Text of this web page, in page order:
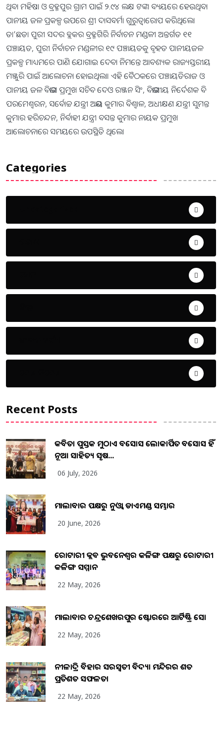
ଥିବା ମହିଷା ଓ ବ୍ରହ୍ମପୁର ଗ୍ରାମ ପାଇଁ ୨.୯୪ ଲକ୍ଷ ଟଙ୍କା ବ୍ୟୟରେ ହେଉଥିବା
ପାନୀୟ ଜଳ ପ୍ରକଳ୍ପ ଉପରେ ଶ୍ରୀ ଦାସବର୍ମା ଗୁରୁତ୍ବାରୋପ କରିଥିଲେ।
ତା’ଛଡା ପୁରୀ ସଦର ବ୍ଲକର ବ୍ରହ୍ମଗିରି ନିର୍ବାଚନ ମଣ୍ଡଳୀ ଅନ୍ତର୍ଗତ ୧୧
ପଞ୍ଚାୟତ, ପୁରୀ ନିର୍ବାଚନ ମଣ୍ଡଳୀର ୧୯ ପଞ୍ଚାୟତକୁ ବୃହତ ପାନୀୟଜଳ
ପ୍ରକଳ୍ପ ମାଧ୍ୟମରେ ପାଣି ଯୋଗାଇ ଦେବା ନିମନ୍ତେ ଆବଶ୍ୟକ ରାଜ୍ୟସ୍ତରୀୟ
ମଞ୍ଜୁରି ପାଇଁ ଆଲୋଚନା ହୋଇଥିଲା। ଏହି ବୈଠକରେ ପଞ୍ଚାୟତିରାଜ ଓ
ପାନୀୟ ଜଳ ବିଭାଗ ପ୍ରମୁଖ ସଚିବ ଦେଓ ରଞ୍ଜନ ସିଂ, ବିଭାଗୀୟ ନିର୍ଦେଶକ ବି
ପରମେଶ୍ବରନ, ସର୍ବୋଚ୍ଚ ଯନ୍ତ୍ରୀ ଅଭୟ କୁମାର ବିଶ୍ବାଳ, ଅଧୀକ୍ଷଣ ଯନ୍ତ୍ରୀ ସୁମନ୍ତ
କୁମାର ହରିଚନ୍ଦନ, ନିର୍ବାହୀ ଯନ୍ତ୍ରୀ ବସନ୍ତ କୁମାର ନାୟକ ପ୍ରମୁଖ
ଆଲୋଚନାରେ ସମୟରେ ଉପସ୍ଥିତି ଥିଲେ।
Categories
Recent Posts
କବିତା ପୁସ୍ତକ ମୁଠାଏ ଅବସୋସ ଲୋକାର୍ପିତ ଅବସୋସ ହିଁ
ନୂଆ ସାହିତ୍ୟ ସୃଷ...
06 July, 2026
ମାଲାବାର ପକ୍ଷରୁ ନୁଓ୍ବା ଡାଏମଣ୍ଡ ସମ୍ଭାର
20 June, 2026
ରୋଟାରୀ କ୍ଲବ ଭୁବନେଶ୍ୱର କଳିଙ୍ଗ ପକ୍ଷରୁ ରୋଟାରୀ
କଳିଙ୍ଗ ସମ୍ମାନ
22 May, 2026
ମାଲାବାର ଚନ୍ଦ୍ରଶେଖରପୁର ଷ୍ଟୋରରେ ଆର୍ଟିଷ୍ଟ୍ରି ସୋ
22 May, 2026
ନୀଳାଦ୍ରି ବିହାର ସରସ୍ୱତୀ ବିଦ୍ୟା ମନ୍ଦିରର ଶତ
ପ୍ରତିଶତ ସଫଳତା
22 May, 2026